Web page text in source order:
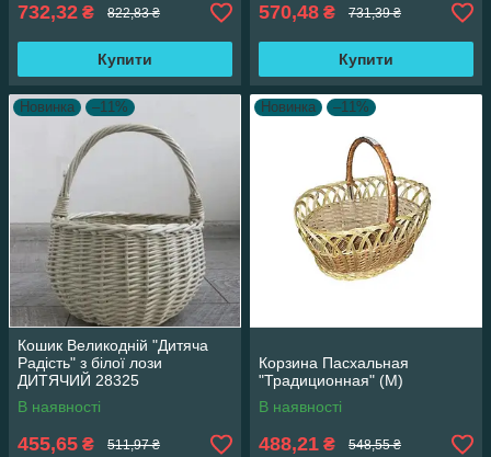
732,32 ₴ 822,83 ₴
Купити
570,48 ₴ 731,39 ₴
Купити
Новинка –11%
Кошик Великодній "Дитяча
Радість" з білої лози
ДИТЯЧИЙ 28325
В наявності
455,65 ₴ 511,97 ₴
Новинка –11%
Корзина Пасхальная
"Традиционная" (M)
В наявності
488,21 ₴ 548,55 ₴